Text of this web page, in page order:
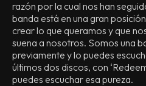
razón por la cual nos han
banda está en una gran
crear lo que queramos y que
suena a nosotros. Somos una
previamente y lo puedes
últimos dos discos, con
puedes escuchar esa pureza.